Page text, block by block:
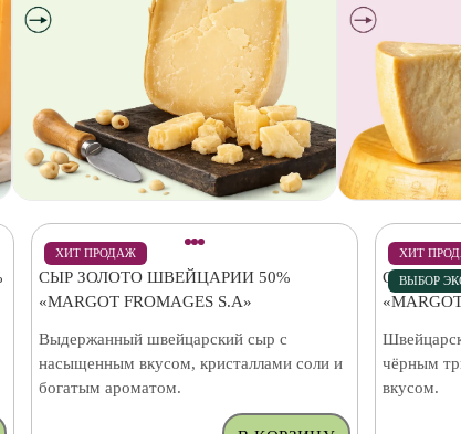
ХИТ ПРОДАЖ
СЫР ЗОЛОТО ШВЕЙЦАРИИ 50%
«MARGOT FROMAGES S.A»
Выдержанный швейцарский сыр с
насыщенным вкусом, кристаллами соли и
богатым ароматом.
ХИТ
ВЫБОР
СЫР
чёрным
вкусом.